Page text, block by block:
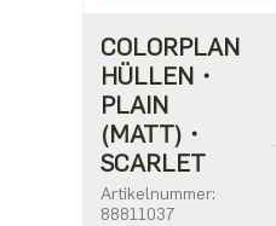
COLORPLAN
HÜLLEN・
PLAIN
(MATT)・
SCARLET
Artikelnummer:
88811037